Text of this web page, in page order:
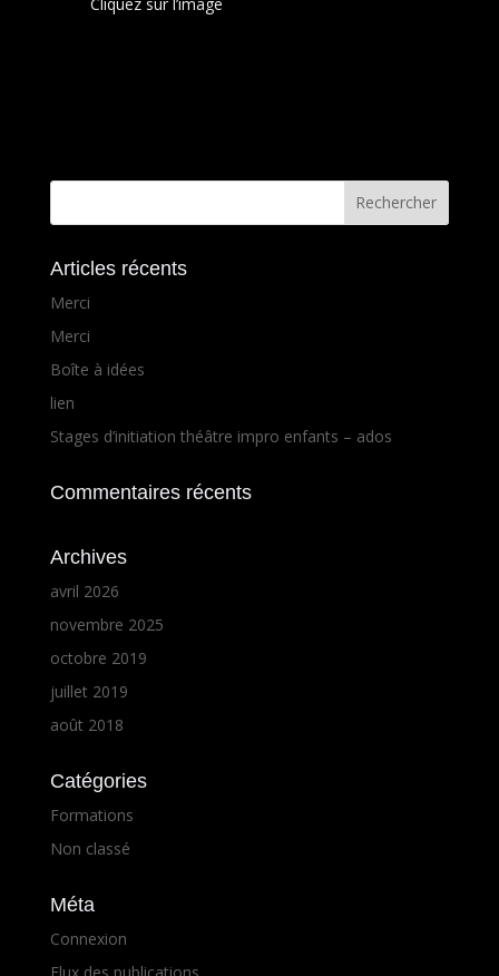
Articles récents
Merci
Merci
Boîte à idées
lien
Stages d’initiation théâtre impro enfants – ados
Commentaires récents
Archives
avril 2026
novembre 2025
octobre 2019
juillet 2019
août 2018
Catégories
Formations
Non classé
Méta
Connexion
Flux des publications